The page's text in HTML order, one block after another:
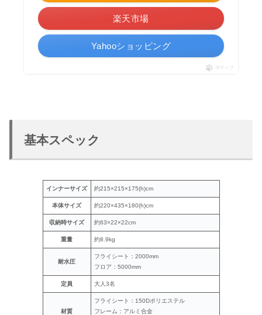
楽天市場
Yahooショッピング
ポチップ
基本スペック
インナーサイズ 約215×215×175(h)cm
本体サイズ 約220×435×180(h)cm
収納時サイズ 約63×22×22cm
重量 約8.9kg
耐水圧
フライシート：2000mm
フロア：5000mm
定員 大人3名
材質
フライシート：150Dポリエステル
フレーム：アルミ合金